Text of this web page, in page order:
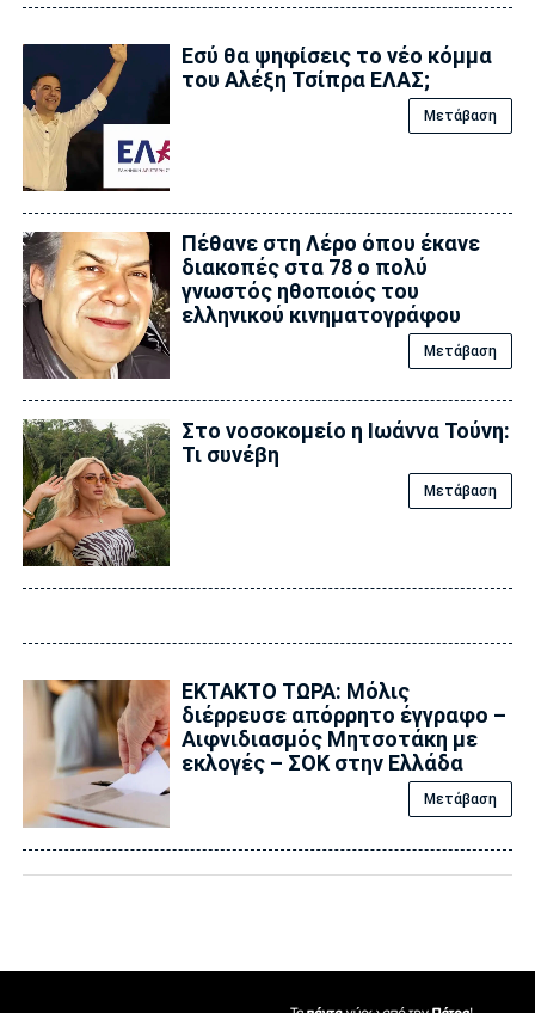
Εσύ θα ψηφίσεις το νέο κόμμα
του Αλέξη Τσίπρα ΕΛΑΣ;
Μετάβαση
Πέθανε στη Λέρο όπου έκανε
διακοπές στα 78 ο πολύ
γνωστός ηθοποιός του
ελληνικού κινηματογράφου
Μετάβαση
Στο νοσοκομείο η Ιωάννα Τούνη:
Τι συνέβη
Μετάβαση
ΕΚΤΑΚΤΟ ΤΩΡΑ: Μόλις
διέρρευσε απόρρητο έγγραφο –
Αιφνιδιασμός Μητσοτάκη με
εκλογές – ΣΟΚ στην Ελλάδα
Μετάβαση